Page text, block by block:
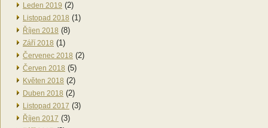
Leden 2019 (2)
Listopad 2018 (1)
Říjen 2018 (8)
Září 2018 (1)
Červenec 2018 (2)
Červen 2018 (5)
Květen 2018 (2)
Duben 2018 (2)
Listopad 2017 (3)
Říjen 2017 (3)